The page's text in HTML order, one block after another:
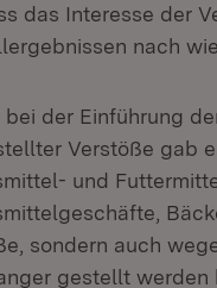
das Interesse der
nach
bei der Einführung
Verstöße gab
und
sondern auch
gestellt werden